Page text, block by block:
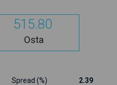
515.80
Osta
Spread (%) 2.39